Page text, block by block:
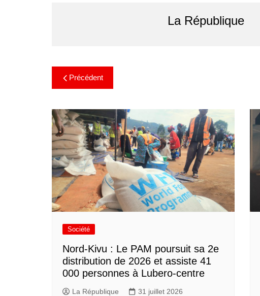
La République
Précédent
Société
Nord-Kivu : Le PAM poursuit sa 2e
distribution de 2026 et assiste 41
000 personnes à Lubero-centre
La République 31 juillet 2026